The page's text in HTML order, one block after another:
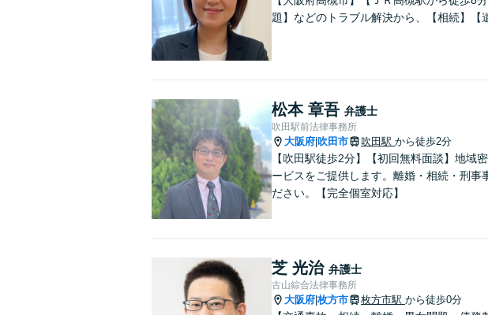
題】などのトラブル解決から、【相続】【
松本 章吾 弁護士
吹田駅前法律事務所
大阪府 吹田市 吹田駅 から徒歩2分
【吹田駅徒歩2分】【初回無料面談】地域
ービスをご提供します。離婚・相続・刑事
ださい。【完全個室対応】
芝 光治 弁護士
古山綜合法律事務所
大阪府 枚方市 枚方市駅 から徒歩0分